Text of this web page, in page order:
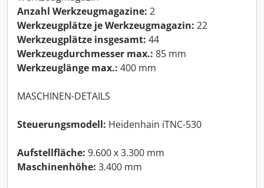
Anzahl Werkzeugmagazine: 2
Werkzeugplätze je Werkzeugmagazin: 22
Werkzeugplätze insgesamt: 44
Werkzeugdurchmesser max.: 85 mm
Werkzeuglänge max.: 400 mm
MASCHINEN-DETAILS
Steuerungsmodell: Heidenhain iTNC-530
Aufstellfläche: 9.600 x 3.300 mm
Maschinenhöhe: 3.400 mm